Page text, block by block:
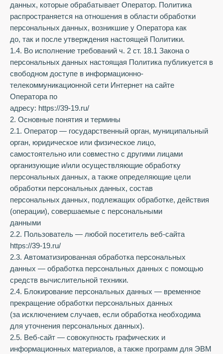
данных, которые обрабатывает Оператор. Политика
распространяется на отношения в области обработки
персональных данных, возникшие у Оператора как
до, так и после утверждения настоящей Политики.
1.4. Во исполнение требований ч. 2 ст. 18.1 Закона о
персональных данных настоящая Политика публикуется в
свободном доступе в информационно-
телекоммуникационной сети Интернет на сайте
Оператора по
адресу: https://39-19.ru/
2. Основные понятия и термины
2.1. Оператор — государственный орган, муниципальный
орган, юридическое или физическое лицо,
самостоятельно или совместно с другими лицами
организующие и/или осуществляющие обработку
персональных данных, а также определяющие цели
обработки персональных данных, состав
персональных данных, подлежащих обработке, действия
(операции), совершаемые с персональными
данными
2.2. Пользователь — любой посетитель веб-сайта
https://39-19.ru/
2.3. Автоматизированная обработка персональных
данных — обработка персональных данных с помощью
средств вычислительной техники.
2.4. Блокирование персональных данных — временное
прекращение обработки персональных данных
(за исключением случаев, если обработка необходима
для уточнения персональных данных).
2.5. Веб-сайт — совокупность графических и
информационных материалов, а также программ для ЭВМ